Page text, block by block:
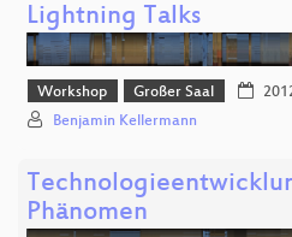
Lightning Talks
Workshop Großer Saal
Benjamin Kellermann
Phänomen